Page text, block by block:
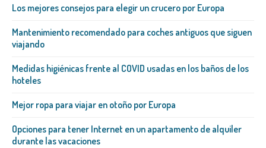
Los mejores consejos para elegir un crucero por Europa
Mantenimiento recomendado para coches antiguos que siguen
viajando
Medidas higiénicas frente al COVID usadas en los baños de los
hoteles
Mejor ropa para viajar en otoño por Europa
Opciones para tener Internet en un apartamento de alquiler
durante las vacaciones